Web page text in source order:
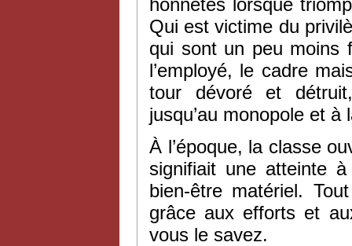
honnêtes lorsque
Qui est victime du
qui sont un peu moins
l’employé, le cadre
tour dévoré et
jusqu’au monopole et
À l’époque, la classe
signifiait une atteinte
bien-être matériel.
grâce aux efforts et
vous le savez.